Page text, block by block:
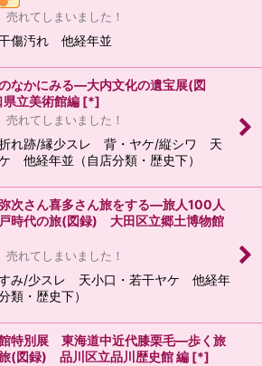
れてしまいました！
傷汚れ 他経年並
なかにみる―大内文化の遺宝展(図
立美術館編 [*]
れてしまいました！
れ跡/縁少スレ 背・ヤケ/縦シワ 天
他経年並（自店分類・歴史下）
次さん喜多さん旅をする―旅人100人
時代の旅(図録) 大田区立郷土博物館
れてしまいました！
み/少スレ 天小口・若干ヤケ 他経年
類・歴史下）
特別展 東海道中近代膝栗毛―歩く旅
(図録) 品川区立品川歴史館 編 [*]